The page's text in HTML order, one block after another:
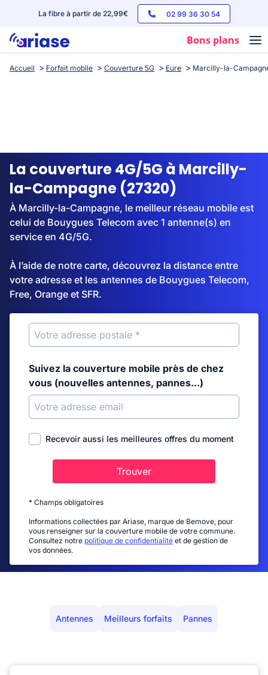
La fibre à partir de 22,99€ 02 99 36 30 54
Bons plans
Box internet
Streaming
Accueil Forfait mobile Couverture 5G Eure Marcilly-la-
La couverture 4G/5G à Marcilly-
la-Campagne (27320)
À Marcilly-la-Campagne, le meilleur réseau mobile est
celui de Bouygues Telecom avec 1 antenne(s) en
service en 4G/5G.
À l’aide de notre carte, découvrez la distance entre
votre adresse et les antennes de Bouygues Telecom,
Free, Orange et SFR.
Suivez la couverture mobile près de chez
vous (nouvelles antennes, pannes...)
Recevoir aussi les meilleures offres du moment
Trouver
* Champs obligatoires
Informations collectées par Ariase, marque de Bemove, pour
vous renseigner sur la couverture mobile de votre commune.
Consultez notre politique de confidentialité et de gestion de
vos données.
Antennes Meilleurs forfaits Pannes